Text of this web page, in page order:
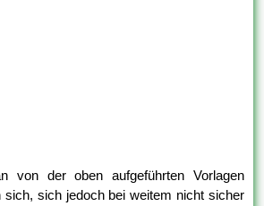
von der oben aufgeführten Vorlagen
sich, sich jedoch bei weitem nicht sicher